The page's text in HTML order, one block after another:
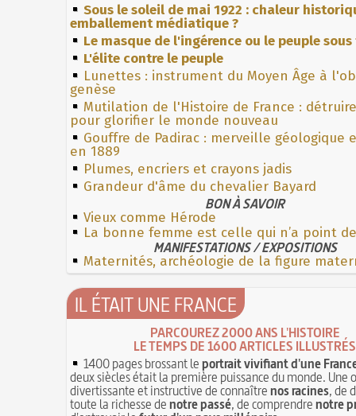
Sous le soleil de mai 1922 : chaleur
emballement médiatique ?
Le masque de l'ingérence ou le peuple
L'élite contre le peuple
Lunettes : instrument du Moyen Âge à
genèse
Mutilation de l'Histoire de France :
pour glorifier le monde nouveau
Gouffre de Padirac : merveille géologique
en 1889
Plumes, encriers et crayons jadis
Grandeur d'âme du chevalier Bayard
BON À SAVOIR
Vieux comme Hérode
La bonne femme est celle qui n’a point
MANIFESTATIONS / EXPOSITIONS
Maternités, archéologie de la figure
IL ÉTAIT UNE FRANCE
PARCOUREZ 2000 ANS L'HISTOIRE
LE TEMPS DE 1600 ARTICLES ILLUSTRÉS
1400 pages brossant leportrait vivifiant d'une
deux siècles était la première puissance du monde. Une
divertissante et instructive de connaîtrenos racines, de
toute la richesse denotre passé, de comprendrenotre